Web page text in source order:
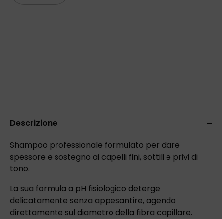
Descrizione
Shampoo professionale formulato per dare
spessore e sostegno ai capelli fini, sottili e privi di
tono.
La sua formula a pH fisiologico deterge
delicatamente senza appesantire, agendo
direttamente sul diametro della fibra capillare.